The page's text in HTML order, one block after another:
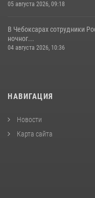
05 августа 2026, 09:18
В Чебоксарах сотрудники
ночног...
04 августа 2026, 10:36
НАВИГАЦИЯ
Новости
Карта сайта